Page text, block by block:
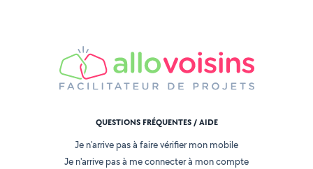
QUESTIONS FRÉQUENTES / AIDE
Je n'arrive pas à faire vérifier mon mobile
Je n'arrive pas à me connecter à mon compte